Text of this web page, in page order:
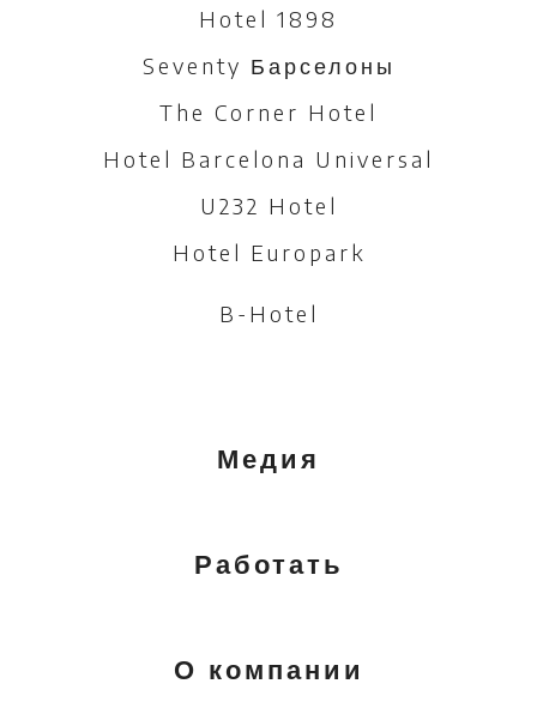
Hotel 1898
Seventy Барселоны
The Corner Hotel
Hotel Barcelona Universal
U232 Hotel
Hotel Europark
B-Hotel
Медия
Работать
О компании